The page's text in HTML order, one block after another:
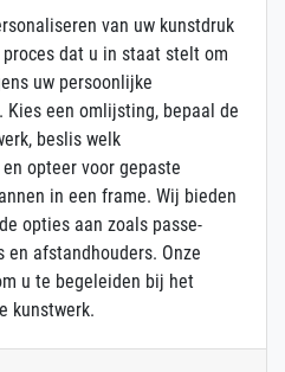
van uw kunstdruk
dat u in staat stelt om
uw persoonlijke
een omlijsting, bepaal de
beslis welk
opteer voor gepaste
in een frame. Wij bieden
opties aan zoals passe-
afstandhouders. Onze
u te begeleiden bij het
kunstwerk.